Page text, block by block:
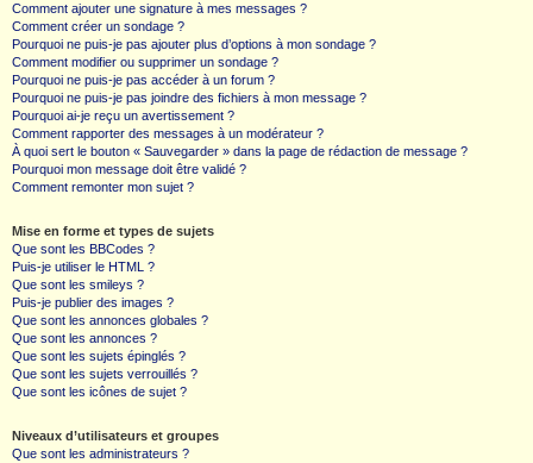
Comment ajouter une signature à mes messages ?
Comment créer un sondage ?
Pourquoi ne puis-je pas ajouter plus d’options à mon sondage ?
Comment modifier ou supprimer un sondage ?
Pourquoi ne puis-je pas accéder à un forum ?
Pourquoi ne puis-je pas joindre des fichiers à mon message ?
Pourquoi ai-je reçu un avertissement ?
Comment rapporter des messages à un modérateur ?
À quoi sert le bouton « Sauvegarder » dans la page de rédaction de message ?
Pourquoi mon message doit être validé ?
Comment remonter mon sujet ?
Mise en forme et types de sujets
Que sont les BBCodes ?
Puis-je utiliser le HTML ?
Que sont les smileys ?
Puis-je publier des images ?
Que sont les annonces globales ?
Que sont les annonces ?
Que sont les sujets épinglés ?
Que sont les sujets verrouillés ?
Que sont les icônes de sujet ?
Niveaux d’utilisateurs et groupes
Que sont les administrateurs ?